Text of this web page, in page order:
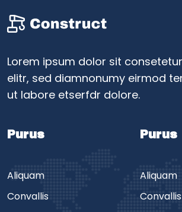
Lorem ipsum dolor sit
elitr, sed diamnonumy eirmod
ut labore etserfdr dolore.
Purus
Aliquam
Convallis
Purus
Aliquam
Convallis